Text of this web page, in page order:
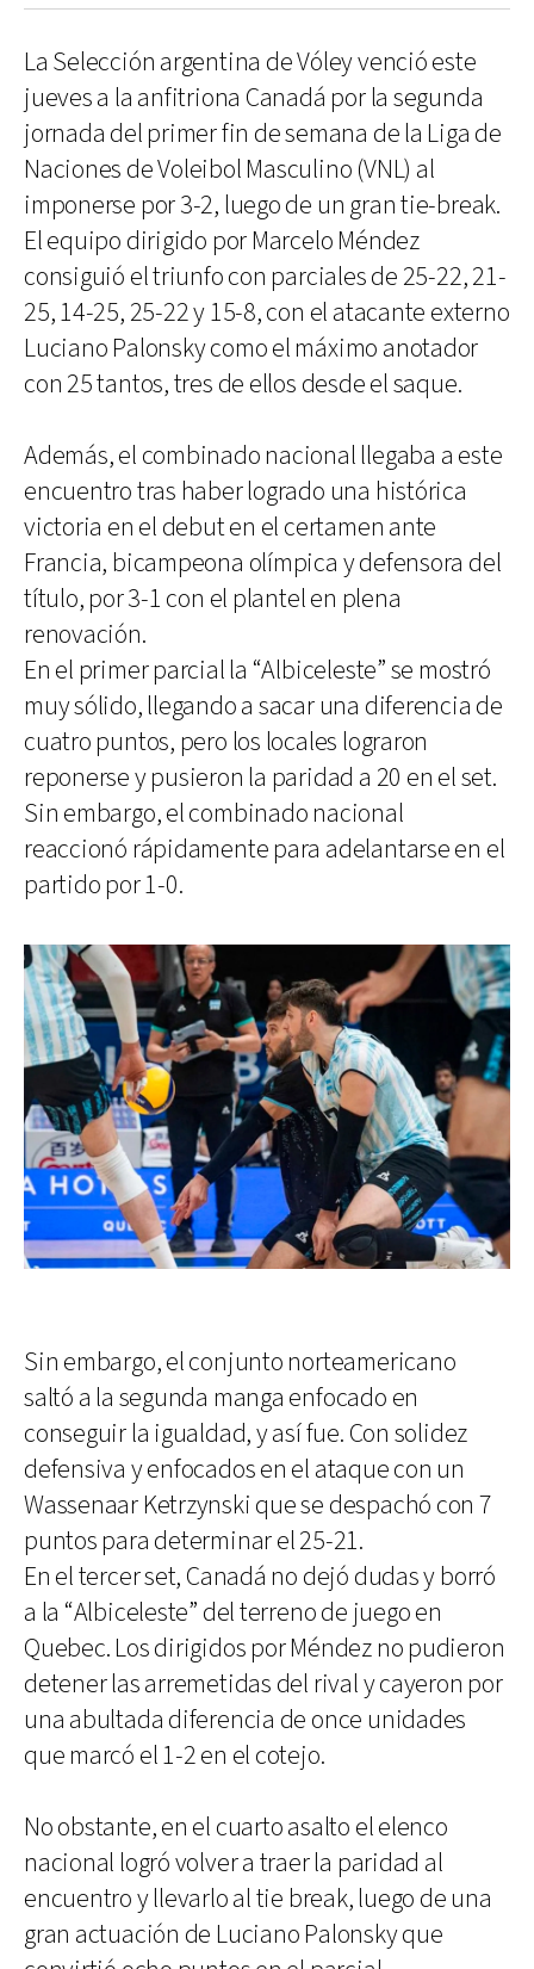
La Selección argentina de Vóley venció este
jueves a la anfitriona Canadá por la segunda
jornada del primer fin de semana de la Liga de
Naciones de Voleibol Masculino (VNL) al
imponerse por 3-2, luego de un gran tie-break.
El equipo dirigido por Marcelo Méndez
consiguió el triunfo con parciales de 25-22, 21-
25, 14-25, 25-22 y 15-8, con el atacante externo
Luciano Palonsky como el máximo anotador
con 25 tantos, tres de ellos desde el saque.
Además, el combinado nacional llegaba a este
encuentro tras haber logrado una histórica
victoria en el debut en el certamen ante
Francia, bicampeona olímpica y defensora del
título, por 3-1 con el plantel en plena
renovación.
En el primer parcial la “Albiceleste” se mostró
muy sólido, llegando a sacar una diferencia de
cuatro puntos, pero los locales lograron
reponerse y pusieron la paridad a 20 en el set.
Sin embargo, el combinado nacional
reaccionó rápidamente para adelantarse en el
partido por 1-0.
Sin embargo, el conjunto norteamericano
saltó a la segunda manga enfocado en
conseguir la igualdad, y así fue. Con solidez
defensiva y enfocados en el ataque con un
Wassenaar Ketrzynski que se despachó con 7
puntos para determinar el 25-21.
En el tercer set, Canadá no dejó dudas y borró
a la “Albiceleste” del terreno de juego en
Quebec. Los dirigidos por Méndez no pudieron
detener las arremetidas del rival y cayeron por
una abultada diferencia de once unidades
que marcó el 1-2 en el cotejo.
No obstante, en el cuarto asalto el elenco
nacional logró volver a traer la paridad al
encuentro y llevarlo al tie break, luego de una
gran actuación de Luciano Palonsky que